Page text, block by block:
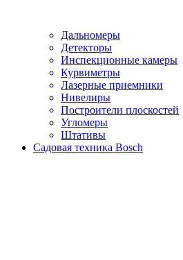
Дальномеры
Детекторы
Инспекционные камеры
Курвиметры
Лазерные приемники
Нивелиры
Построители плоскостей
Угломеры
Штативы
Садовая техника Bosch